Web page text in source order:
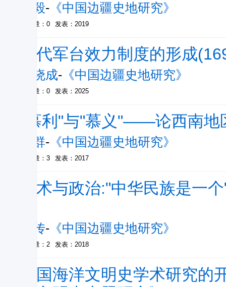
杨毅- 《中国边疆史地研究》
被引量：0 发表：2019
清代军台效力制度的形成
江晓成- 《中国边疆史地研究》
被引量：0 发表：2025
"慕利"与"慕义"——论西南地
罗群- 《中国边疆史地研究》
被引量：3 发表：2017
学术与政治:"中华民族是一
王传- 《中国边疆史地研究》
被引量：2 发表：2018
中国海洋文明史学术研究